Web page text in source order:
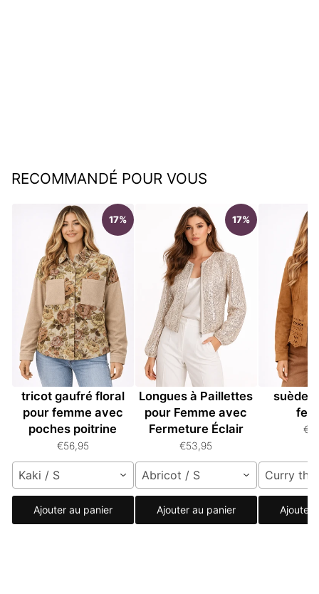
RECOMMANDÉ POUR VOUS
17%
Veste à boutons en
tricot gaufré floral
pour femme avec
poches poitrine
€56,95
Kaki / S
Ajouter au panier
17%
Veste à Manches
Longues à Paillettes
pour Femme avec
Fermeture Éclair
€53,95
Abricot / S
Ajouter au panier
Veste
suède
Curry
Ajouter